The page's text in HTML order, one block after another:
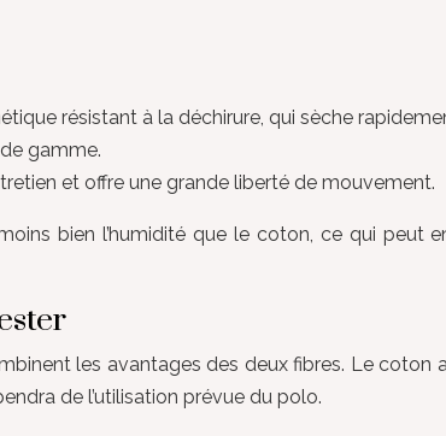
résistant à la déchirure, qui sèche
gamme.
et offre une grande liberté de mouvement.
bien l’humidité que le coton, ce qui
les avantages des deux fibres. Le
de l’utilisation prévue du polo.